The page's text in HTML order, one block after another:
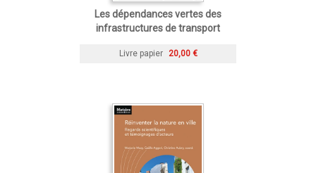
Les dépendances vertes des
infrastructures de transport
Livre papier 20,00 €